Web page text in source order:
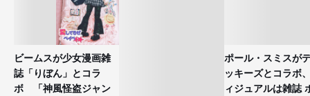
ビームスが少女漫画雑
誌「りぼん」とコラ
ボ 「神風怪盗ジャン
ポール・スミスが
ッキーズとコラボ
ィジュアルは雑誌